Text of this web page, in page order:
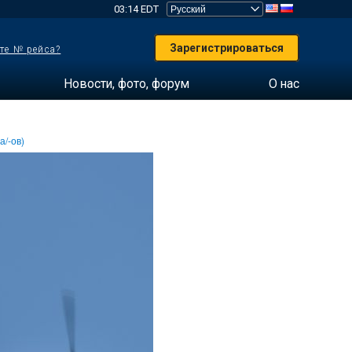
03:14 EDT
№ рейса? Зарегистрироваться
Новости, фото, форум О нас
ов)